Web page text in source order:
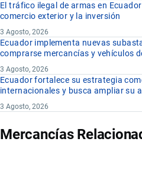
El tráfico ilegal de armas en
comercio exterior y la inversión
3 Agosto, 2026
Ecuador implementa nuevas
comprarse mercancías y vehículos
3 Agosto, 2026
Ecuador fortalece su estrategia
internacionales y busca ampliar su
3 Agosto, 2026
Mercancías